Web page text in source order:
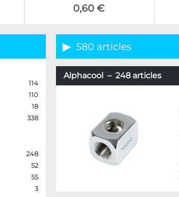
0,60 €
114
110
18
338
248
52
55
3
580 articles
Alphacool – 248 articles